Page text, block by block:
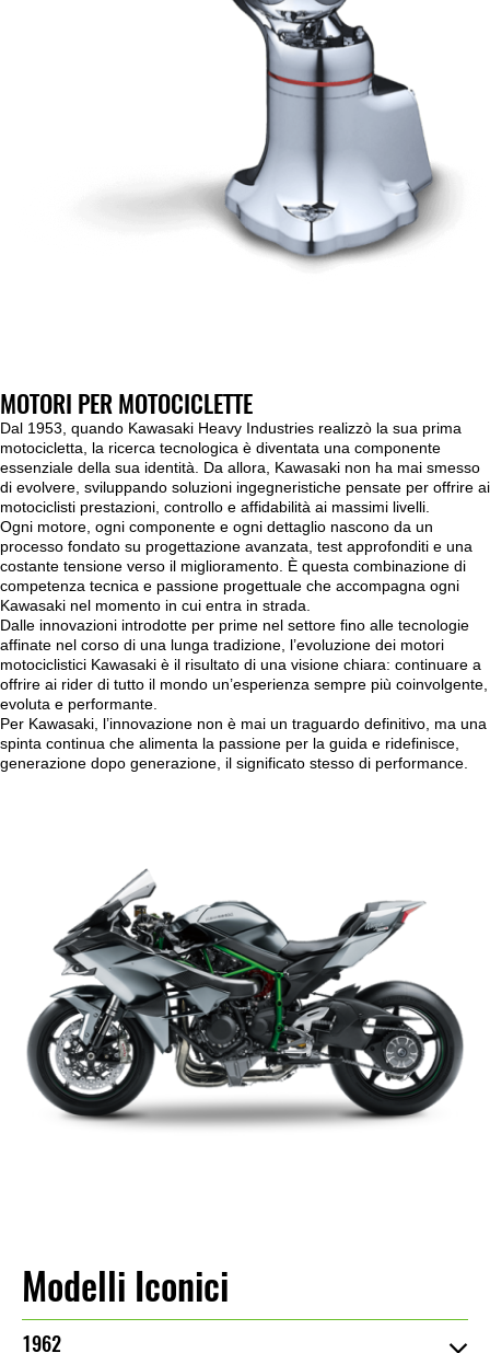
MOTORI PER MOTOCICLETTE
Dal 1953, quando Kawasaki Heavy Industries realizzò la sua prima
motocicletta, la ricerca tecnologica è diventata una componente
essenziale della sua identità. Da allora, Kawasaki non ha mai smesso
di evolvere, sviluppando soluzioni ingegneristiche pensate per offrire ai
motociclisti prestazioni, controllo e affidabilità ai massimi livelli.
Ogni motore, ogni componente e ogni dettaglio nascono da un
processo fondato su progettazione avanzata, test approfonditi e una
costante tensione verso il miglioramento. È questa combinazione di
competenza tecnica e passione progettuale che accompagna ogni
Kawasaki nel momento in cui entra in strada.
Dalle innovazioni introdotte per prime nel settore fino alle tecnologie
affinate nel corso di una lunga tradizione, l’evoluzione dei motori
motociclistici Kawasaki è il risultato di una visione chiara: continuare a
offrire ai rider di tutto il mondo un’esperienza sempre più coinvolgente,
evoluta e performante.
Per Kawasaki, l’innovazione non è mai un traguardo definitivo, ma una
spinta continua che alimenta la passione per la guida e ridefinisce,
generazione dopo generazione, il significato stesso di performance.
Modelli Iconici
1962